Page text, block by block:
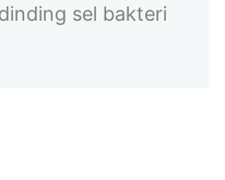
sel bakteri